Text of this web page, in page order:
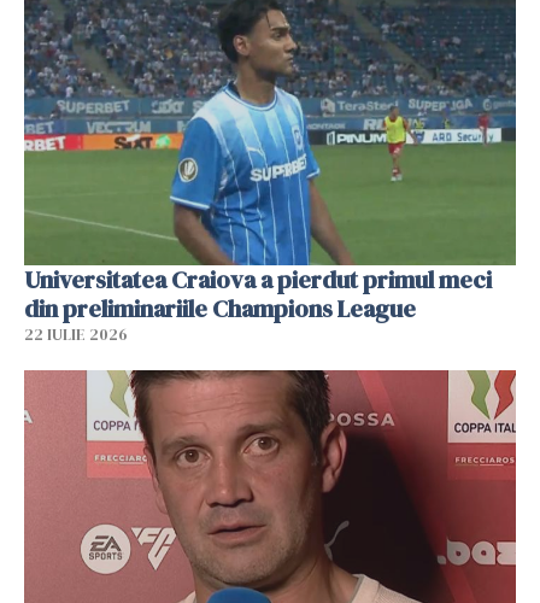
Universitatea Craiova a pierdut primul meci
din preliminariile Champions League
22 IULIE 2026